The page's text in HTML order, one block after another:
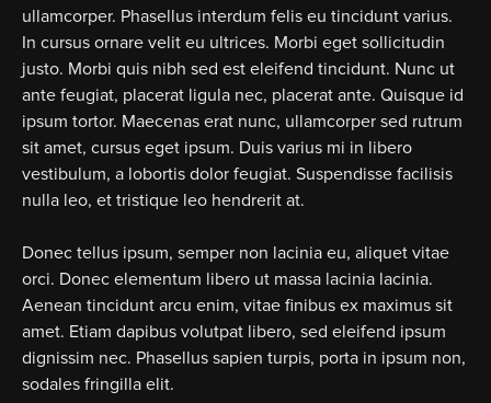
ullamcorper. Phasellus interdum felis eu tincidunt varius.
In cursus ornare velit eu ultrices. Morbi eget sollicitudin
justo. Morbi quis nibh sed est eleifend tincidunt. Nunc ut
ante feugiat, placerat ligula nec, placerat ante. Quisque id
ipsum tortor. Maecenas erat nunc, ullamcorper sed rutrum
sit amet, cursus eget ipsum. Duis varius mi in libero
vestibulum, a lobortis dolor feugiat. Suspendisse facilisis
nulla leo, et tristique leo hendrerit at.
Donec tellus ipsum, semper non lacinia eu, aliquet vitae
orci. Donec elementum libero ut massa lacinia lacinia.
Aenean tincidunt arcu enim, vitae finibus ex maximus sit
amet. Etiam dapibus volutpat libero, sed eleifend ipsum
dignissim nec. Phasellus sapien turpis, porta in ipsum non,
sodales fringilla elit.